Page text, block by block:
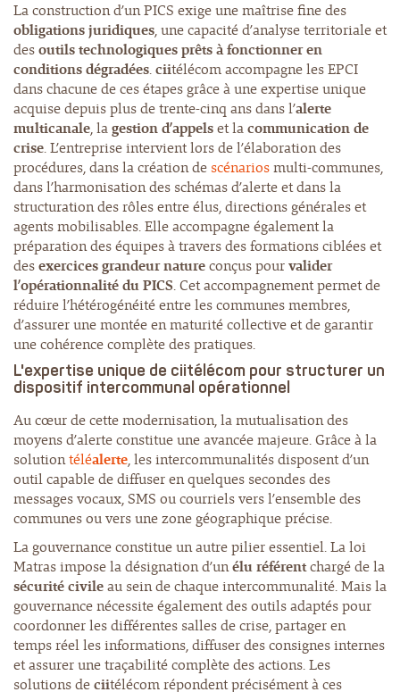
La construction d’un PICS exige une maîtrise fine des
obligations juridiques, une capacité d’analyse territoriale et
desoutils technologiques prêts à fonctionner en
conditions dégradées.ciitélécom accompagne les EPCI
dans chacune de ces étapes grâce à une expertise unique
acquise depuis plus de trente-cinq ans dans l’alerte
multicanale, lagestion d’appelset lacommunication de
crise. L’entreprise intervient lors de l’élaboration des
procédures, dans la création de scénariosmulti-communes,
dans l’harmonisation des schémas d’alerte et dans la
structuration des rôles entre élus, directions générales et
agents mobilisables. Elle accompagne également la
préparation des équipes à travers des formations ciblées et
desexercices grandeur natureconçus pourvalider
l’opérationnalité du PICS. Cet accompagnement permet de
réduire l’hétérogénéité entre les communes membres,
d’assurer une montée en maturité collective et de garantir
une cohérence complète des pratiques.
L'expertise unique de ciitélécom pour structurer un
dispositif intercommunal opérationnel
Au cœur de cette modernisation, la mutualisation des
moyens d’alerte constitue une avancée majeure. Grâce à la
solutiontéléalerte, les intercommunalités disposent d’un
outil capable de diffuser en quelques secondes des
messages vocaux, SMS ou courriels vers l’ensemble des
communes ou vers une zone géographique précise.
La gouvernance constitue un autre pilier essentiel. La loi
Matras impose la désignation d’unélu référentchargé de la
sécurité civileau sein de chaque intercommunalité. Mais la
gouvernance nécessite également des outils adaptés pour
coordonner les différentes salles de crise, partager en
temps réel les informations, diffuser des consignes internes
et assurer une traçabilité complète des actions. Les
solutions deciitélécom répondent précisément à ces